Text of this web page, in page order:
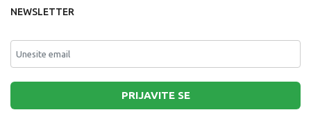
NEWSLETTER
PRIJAVITE SE